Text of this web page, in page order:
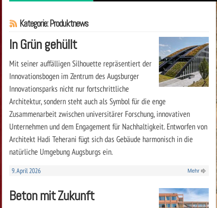
Kategorie: Produktnews
In Grün gehüllt
Mit seiner auffälligen Silhouette repräsentiert der
Innovationsbogen im Zentrum des Augsburger
Innovationsparks nicht nur fortschrittliche
Architektur, sondern steht auch als Symbol für die enge
Zusammenarbeit zwischen universitärer Forschung, innovativen
Unternehmen und dem Engagement für Nachhaltigkeit. Entworfen von
Architekt Hadi Teherani fügt sich das Gebäude harmonisch in die
natürliche Umgebung Augsburgs ein.
9. April 2026 Mehr
Beton mit Zukunft